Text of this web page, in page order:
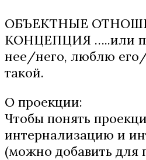
ОБЪЕКТНЫЕ
КОНЦЕПЦИЯ …..или
нее/него, люблю
такой.
О проекции:
Чтобы понять
интернализацию и
(можно добавить для